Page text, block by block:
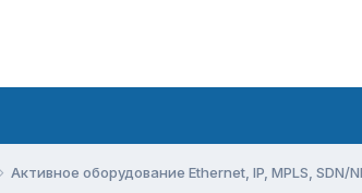
Активное оборудование Ethernet, IP, MPLS, SDN/